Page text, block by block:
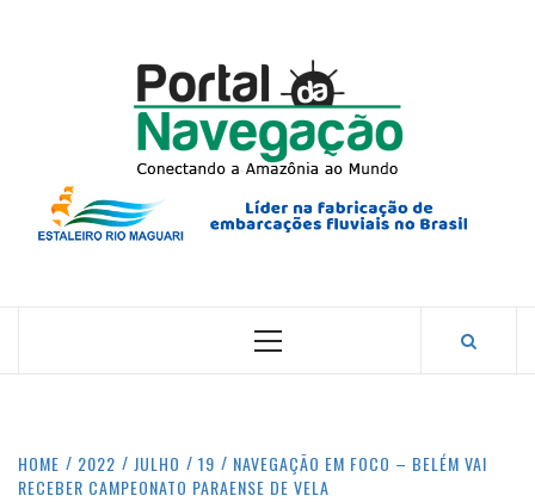
CONECTANDO A AMAZÔNIA COM O MUNDO.
Primary
HOME 2022 JULHO 19
NAVEGAÇÃO EM FOCO – BELÉM VAI
RECEBER CAMPEONATO PARAENSE DE VELA